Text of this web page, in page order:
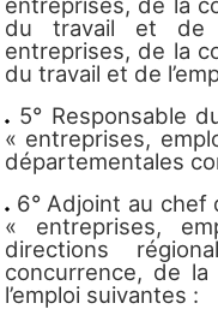
du travail et de
entreprises, de la
du travail et de
5° Responsable
« entreprises,
départementales
6° Adjoint au chef
« entreprises,
directions
concurrence, de
l’emploi suivantes :